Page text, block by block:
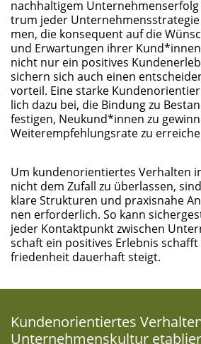
nach­hal­ti­gem
trum jeder
men, die kon­se­quent auf die
und Erwar­tun­gen ihrer
nicht nur ein posi­ti­ves
sichern sich auch einen
vor­teil. Eine star­ke
lich dazu bei, die Bin­dung zu
fes­ti­gen, Neukund*innen zu
Wei­ter­emp­feh­lungs­ra­te zu
Um kun­den­ori­en­tier­tes Ver­hal­ten
nicht dem Zufall zu über­las­sen,
kla­re Struk­tu­ren und pra­xis­na­he
nen erfor­der­lich. So kann
jeder Kon­takt­punkt zwi­schen
schaft ein posi­ti­ves Erleb­nis
frie­den­heit dau­er­haft steigt.
Kun­den­ori­en­tier­tes
Unter­neh­mens­kul­tur